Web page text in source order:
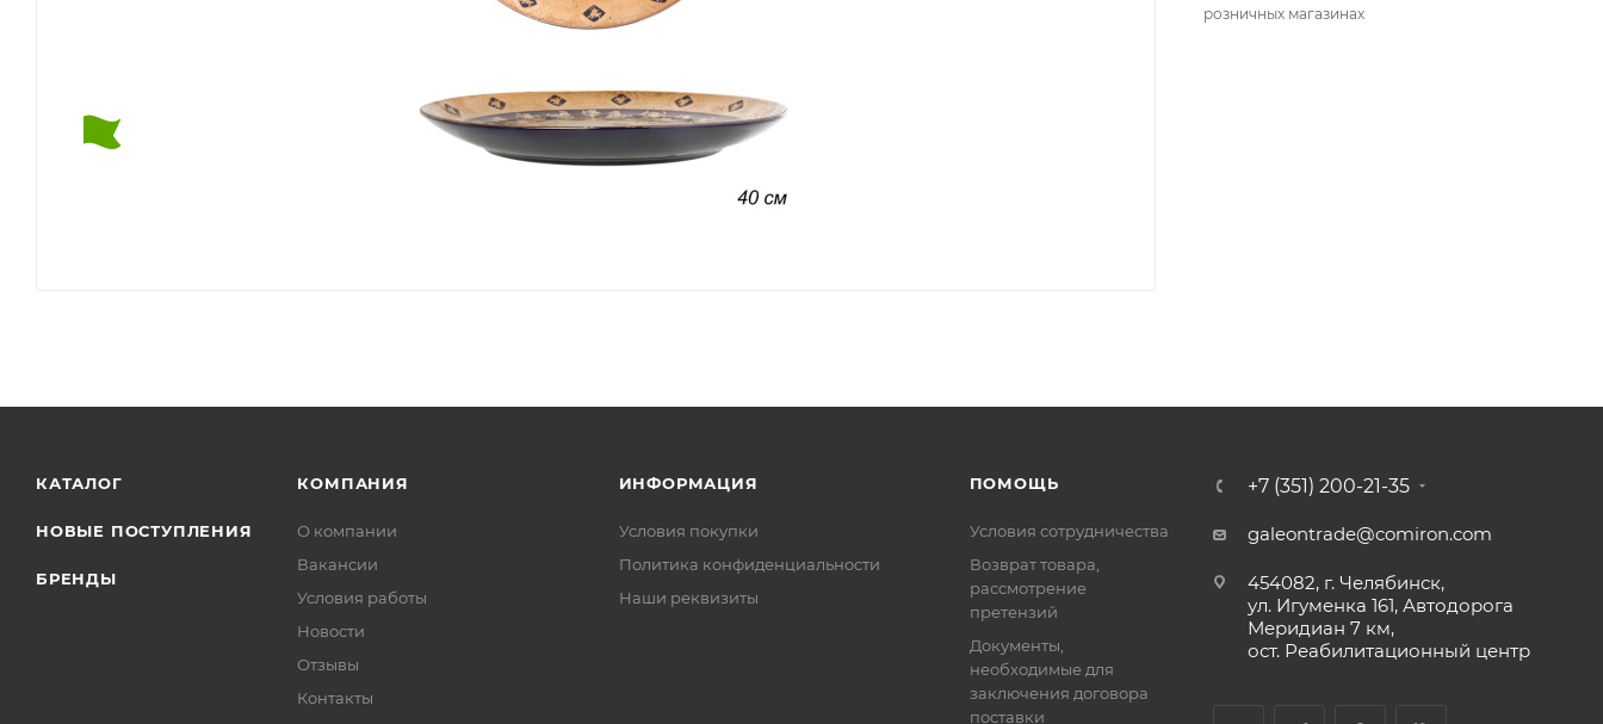
розничных магазинах
КАТАЛОГ
НОВЫЕ ПОСТУПЛЕНИЯ
БРЕНДЫ
КОМПАНИЯ
О компании
Вакансии
Условия работы
Новости
Отзывы
Контакты
ИНФОРМАЦИЯ
Условия покупки
Политика конфиденциальности
Наши реквизиты
ПОМОЩЬ
Условия сотрудничества
Возврат товара,
рассмотрение
претензий
Документы,
необходимые для
заключения договора
поставки
+7 (351) 200-21-35
galeontrade@comiron.com
454082, г. Челябинск,
ул. Игуменка 161, Автодорога
Меридиан 7 км,
ост. Реабилитационный центр